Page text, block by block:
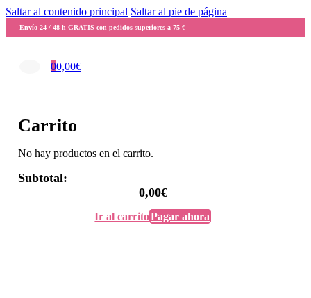
Saltar al contenido principal Saltar al pie de página
Envío 24 / 48 h GRATIS con pedidos superiores a 75 €
00,00€
Carrito
No hay productos en el carrito.
Subtotal:
0,00€
Ir al carritoPagar ahora